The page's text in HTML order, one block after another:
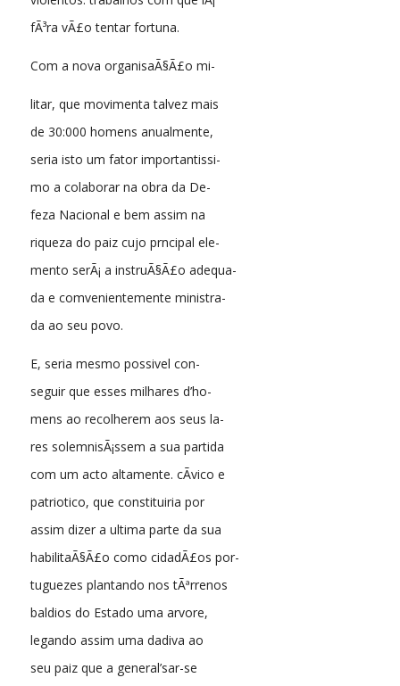
fÃ³ra vÃ£o tentar fortuna.
Com a nova organisaÃ§Ã£o mi-
litar, que movimenta talvez mais
de 30:000 homens anualmente,
seria isto um fator importantissi-
mo a colaborar na obra da De-
feza Nacional e bem assim na
riqueza do paiz cujo prncipal ele-
mento serÃ¡ a instruÃ§Ã£o adequa-
da e comvenientemente ministra-
da ao seu povo.
E, seria mesmo possivel con-
seguir que esses milhares d’ho-
mens ao recolherem aos seus la-
res solemnisÃ¡ssem a sua partida
com um acto altamente. cÃ­vico e
patriotico, que constituiria por
assim dizer a ultima parte da sua
habilitaÃ§Ã£o como cidadÃ£os por-
tuguezes plantando nos tÃªrrenos
baldios do Estado uma arvore,
legando assim uma dadiva ao
seu paiz que a general’sar-se